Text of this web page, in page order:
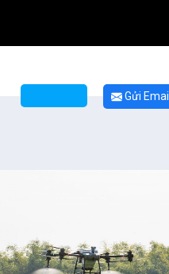
Gửi Email